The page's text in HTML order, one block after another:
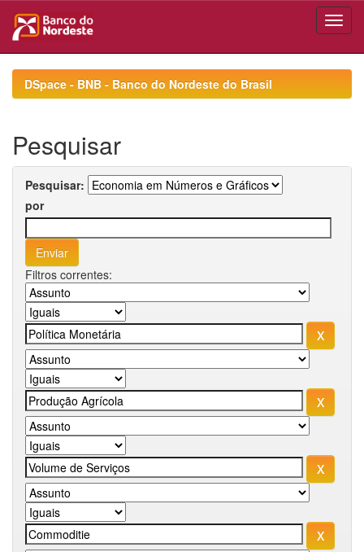
navigationDSpace - BNB - Banco do Nordeste do Brasil
Pesquisar
Pesquisar:
por
Filtros correntes: